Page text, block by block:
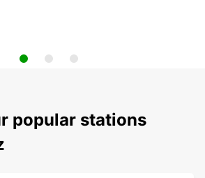
popular stations